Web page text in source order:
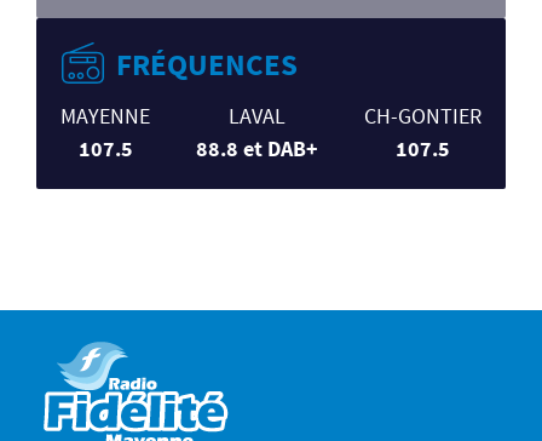
FRÉQUENCES
MAYENNE
107.5
LAVAL
88.8 et DAB+
CH-GONTIER
107.5